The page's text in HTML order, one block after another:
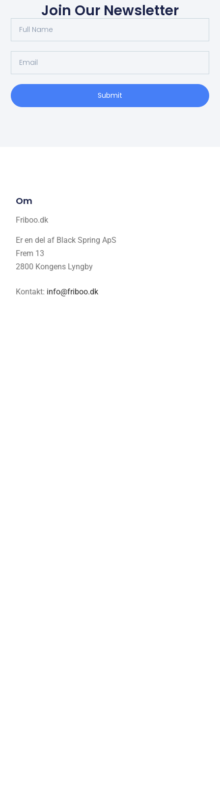
Join Our Newsletter
Submit
Om
Friboo.dk
Er en del af Black Spring ApS
Frem 13
2800 Kongens Lyngby
Kontakt: info@friboo.dk